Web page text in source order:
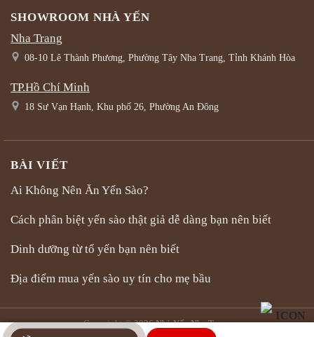
SHOWROOM NHÀ YẾN
Nha Trang
08-10 Lê Thành Phương, Phường Tây Nha Trang, Tỉnh Khánh Hòa
TP.Hồ Chí Minh
18 Sư Vạn Hạnh, Khu phố 26, Phường An Đông
BÀI VIẾT
Ai Không Nên Ăn Yến Sào?
Cách phân biệt yến sào thật giả dễ dàng bạn nên biết
Dinh dưỡng từ tổ yến bạn nên biết
Địa điểm mua yến sào uy tín cho mẹ bầu
Copyright © 2026 Nhà Yến Nha Trang